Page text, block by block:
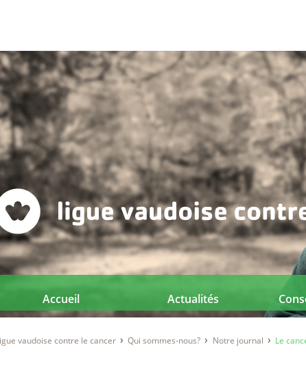
Accueil Actualités
vaudoise contre le cancer Qui sommes-nous? Notre journal Le